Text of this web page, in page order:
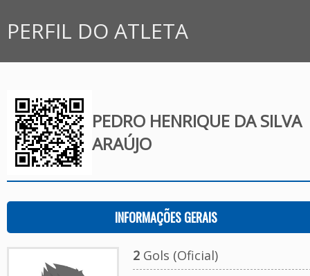
PERFIL DO ATLETA
PEDRO HENRIQUE DA SILVA
ARAÚJO
INFORMAÇÕES GERAIS
2Gols (Oficial)